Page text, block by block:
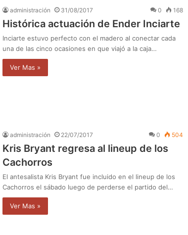
administración 31/08/2017 0 168
Histórica actuación de Ender Inciarte
Inciarte estuvo perfecto con el madero al conectar cada
una de las cinco ocasiones en que viajó a la caja…
Ver Mas »
administración 22/07/2017 0 504
Kris Bryant regresa al lineup de los
Cachorros
El antesalista Kris Bryant fue incluido en el lineup de los
Cachorros el sábado luego de perderse el partido del…
Ver Mas »